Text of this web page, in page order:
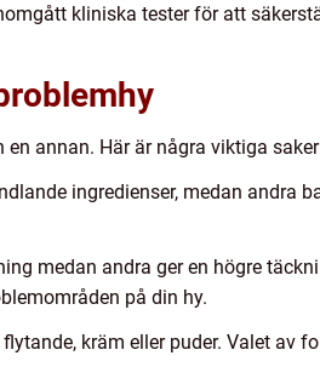
kliniska tester för att
annan. Här är några viktiga
ingredienser, medan andra
medan andra ger en högre
på din hy.
kräm eller puder. Valet av